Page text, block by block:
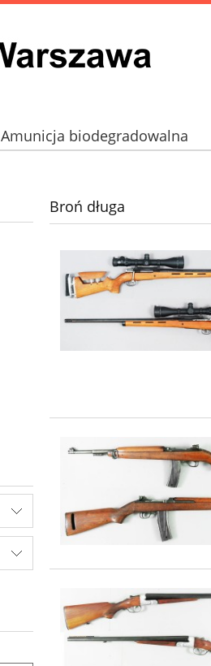
Amunicja biodegradowalna
Broń długa